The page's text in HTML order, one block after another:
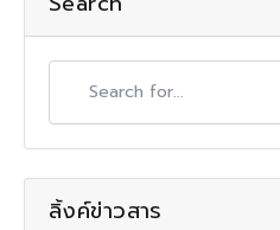
ลิ้งค์ข่าวสาร